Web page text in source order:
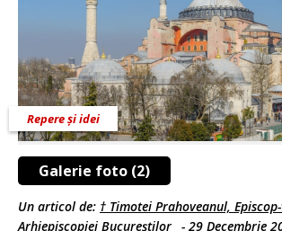
Galerie foto (2)
Repere și idei
Un articol de: † Timotei Prahoveanul,
Arhiepiscopiei Bucureştilor - 29 Decembrie